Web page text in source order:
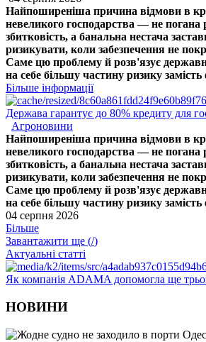
Найпоширеніша причина відмови в
невеликого господарства — не погана
збитковість, а банальна нестача
ризикувати, коли забезпечення не
Саме цю проблему й розв'язує
на себе більшу частину ризику
Більше інформації
Держава гарантує до 80% кредиту для
Агроновини
Найпоширеніша причина відмови в
невеликого господарства — не погана
збитковість, а банальна нестача
ризикувати, коли забезпечення не
Саме цю проблему й розв'язує
на себе більшу частину ризику
04 серпня 2026
Більше
Завантажити ще (/)
Актуальні статті
Як компанія ADAMA допомогла ще
НОВИНИ